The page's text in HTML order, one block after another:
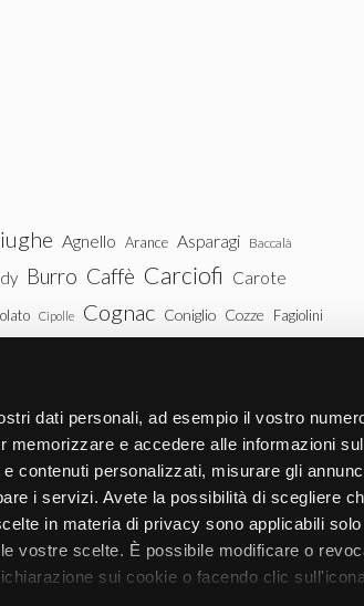
dati personali, ad esempio il vostro
memorizzare e accedere alle informazioni
contenuti personalizzati, misurare gli
i servizi. Avete la possibilità di scegliere
in materia di privacy sono applicabili
vostre scelte. È possibile modificare o
sui cookie o facendo clic
Agnello Arance Asparagi Baccalà
Burro Caffè Carciofi Carote
Cipolle Cognac Coniglio Cozze Fagiolini
Peperoni Piselli Pollo
Ricotta Rum
Tacchino Tonno Uova Vitello
Whisky Zucca Zucchine